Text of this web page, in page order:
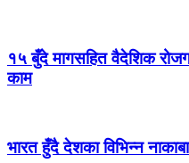
१५ बुँदे मागसहित वैदेशिक
काम
भारत हुँदै देशका विभिन्न